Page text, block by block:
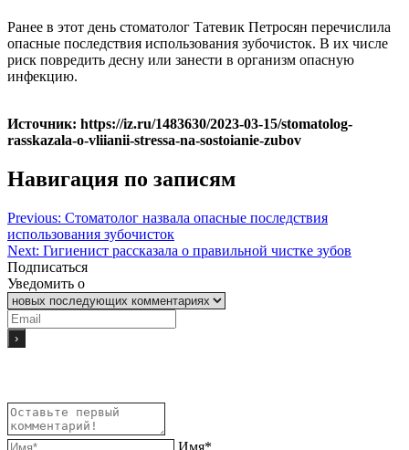
Ранее в этот день стоматолог Татевик Петросян перечислила
опасные последствия использования зубочисток. В их числе
риск повредить десну или занести в организм опасную
инфекцию.
Источник: https://iz.ru/1483630/2023-03-15/stomatolog-
rasskazala-o-vliianii-stressa-na-sostoianie-zubov
Навигация по записям
Previous: Стоматолог назвала опасные последствия
использования зубочисток
Next: Гигиенист рассказала о правильной чистке зубов
Подписаться
Уведомить о
Имя*